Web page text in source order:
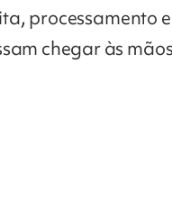
processamento
chegar às